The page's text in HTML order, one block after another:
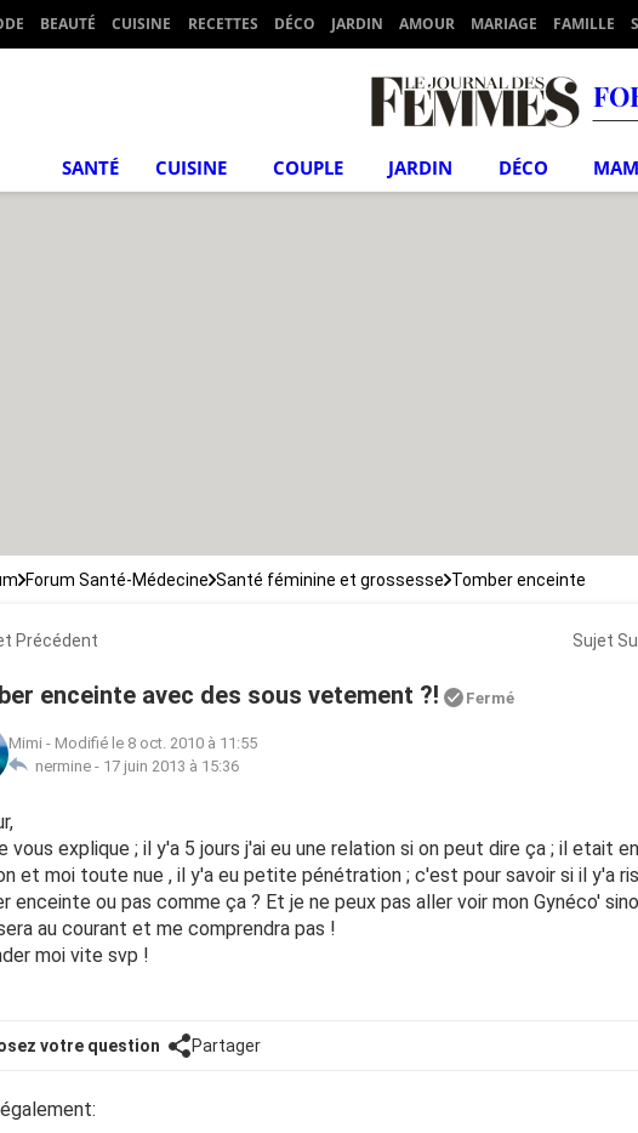
BEAUTÉ CUISINE RECETTES DÉCO JARDIN AMOUR MARIAGE FAMILLE
SANTÉ CUISINE COUPLE JARDIN DÉCO
Forum Santé-Médecine Santé féminine et grossesse Tomber enceinte
Précédent Sujet
enceinte avec des sous vetement ?! Fermé
Mimi - Modifié le 8 oct. 2010 à 11:55
nermine - 17 juin 2013 à 15:36
vous explique ; il y'a 5 jours j'ai eu une relation si on peut dire ça ; il etait en
et moi toute nue , il y'a eu petite pénétration ; c'est pour savoir si il y'a
enceinte ou pas comme ça ? Et je ne peux pas aller voir mon Gynéco'
au courant et me comprendra pas !
moi vite svp !
votre question Partager